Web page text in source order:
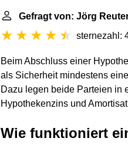
Gefragt von: Jörg
sternezahl:
Beim Abschluss einer
als Sicherheit mindestens
Dazu legen beide Parteien in
Hypothekenzins und
Wie funktioniert